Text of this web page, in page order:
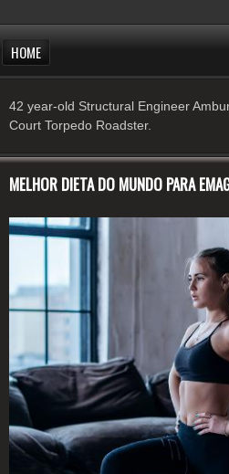
HOME
42 year-old Structural Engineer
Court Torpedo Roadster.
MELHOR DIETA DO MUNDO PARA